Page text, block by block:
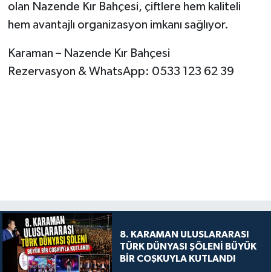
olan Nazende Kır Bahçesi, çiftlere hem kaliteli
hem avantajlı organizasyon imkanı sağlıyor.
Karaman – Nazende Kır Bahçesi
Rezervasyon & WhatsApp: 0533 123 62 39
8. KARAMAN ULUSLARARASI
TÜRK DÜNYASI ŞÖLENİ BÜYÜK
BİR COŞKUYLA KUTLANDI